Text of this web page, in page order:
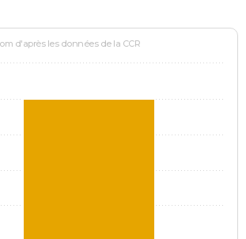
d'après les données de la CCR